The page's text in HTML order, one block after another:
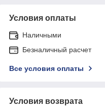
Условия оплаты
Наличными
Безналичный расчет
Все условия оплаты
Условия возврата